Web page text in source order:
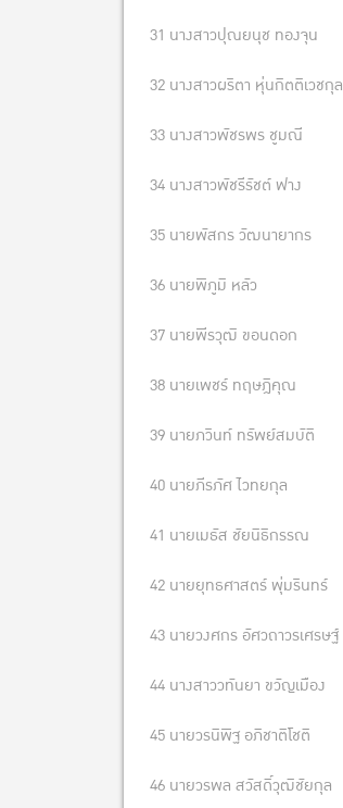
31 นางสาวปุณยนุช ทองจุน
32 นางสาวผริตา หุ่นกิตติเวชกุล
33 นางสาวพัชรพร ชูมณี
34 นางสาวพัชรีรัชต์ ฟาง
35 นายพัสกร วัฒนายากร
36 นายพิภูมิ หลัว
37 นายพีรวุฒิ ขอนดอก
38 นายเพชร์ ทฤษฎิคุณ
39 นายภวินท์ ทรัพย์สมบัติ
40 นายภีรภัศ ไวทยกุล
41 นายเมธัส ชัยนิธิกรรณ
42 นายยุทธศาสตร์ พุ่มรินทร์
43 นายวงศกร อัศวถาวรเศรษฐ์
44 นางสาววทันยา ขวัญเมือง
45 นายวรนิพิฐ อภิชาติโชติ
46 นายวรพล สวัสดิ์วุฒิชัยกุล